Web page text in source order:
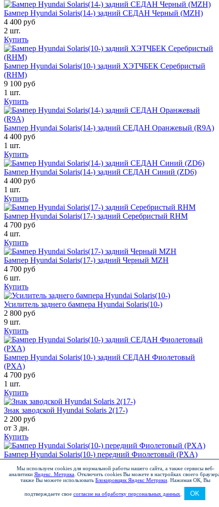
Бампер Hyundai Solaris(14-) задний СЕДАН Черный (MZH)
4 400 руб
2 шт.
Купить
Бампер Hyundai Solaris(10-) задний ХЭТЧБЕК Серебристый
(RHM)
9 100 руб
1 шт.
Купить
Бампер Hyundai Solaris(14-) задний СЕДАН Оранжевый (R9A)
4 400 руб
1 шт.
Купить
Бампер Hyundai Solaris(14-) задний СЕДАН Синий (ZD6)
4 400 руб
1 шт.
Купить
Бампер Hyundai Solaris(17-) задний Серебристый RHM
4 700 руб
4 шт.
Купить
Бампер Hyundai Solaris(17-) задний Черный MZH
4 700 руб
6 шт.
Купить
Усилитель заднего бампера Hyundai Solaris(10-)
2 800 руб
9 шт.
Купить
Бампер Hyundai Solaris(10-) задний СЕДАН Фиолетовый
(PXA)
4 700 руб
1 шт.
Купить
Знак заводской Hyundai Solaris 2(17-)
2 200 руб
от 3 дн.
Купить
Бампер Hyundai Solaris(10-) передний Фиолетовый (PXA)
11 шт.
Купить
Бампер Hyundai Solaris(17-) передний Красный R4R
Мы используем cookies для нормальной работы нашего сайта, а также сервисы веб-
аналитики Яндекс. Метрика Отключить cookies Вы можете в настройках своего
также Вы можете использовать Блокировщик Яндекс Метрики Нажимая ОК, Вы
подтверждаете свое согласие на обработку персональных данных OK